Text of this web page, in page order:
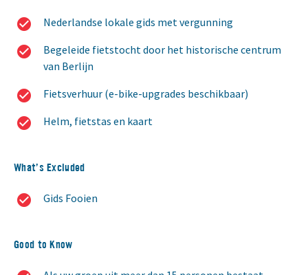
Nederlandse lokale gids met vergunning
Begeleide fietstocht door het historische centrum
van Berlijn
Fietsverhuur (e-bike-upgrades beschikbaar)
Helm, fietstas en kaart
What’s Excluded
Gids Fooien
Good to Know